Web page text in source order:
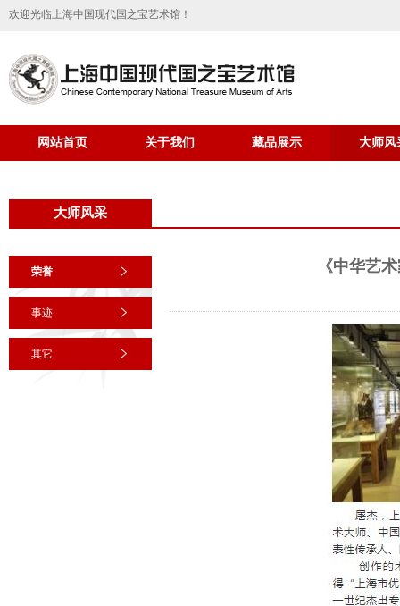
欢迎光临上海中国现代国之宝艺术馆！
网站首页 关于我们 藏品展示 大师风
大师风采
荣誉
事迹
其它
《中华艺